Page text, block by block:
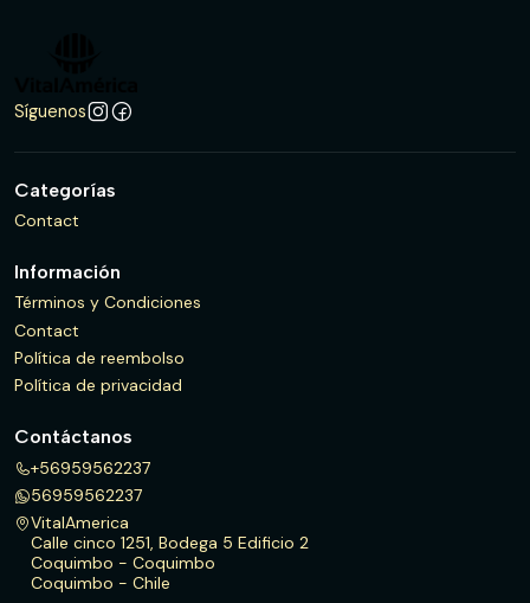
Síguenos
Categorías
Contact
Información
Términos y Condiciones
Contact
Política de reembolso
Política de privacidad
Contáctanos
+56959562237
56959562237
VitalAmerica
Calle cinco 1251, Bodega 5 Edificio 2
Coquimbo - Coquimbo
Coquimbo - Chile